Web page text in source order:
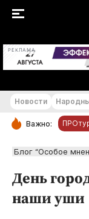
РЕКЛАМА
РУБРИКИ
Новости
Статьи
Новости
Важно:
Блог “Особое
День
наши уши